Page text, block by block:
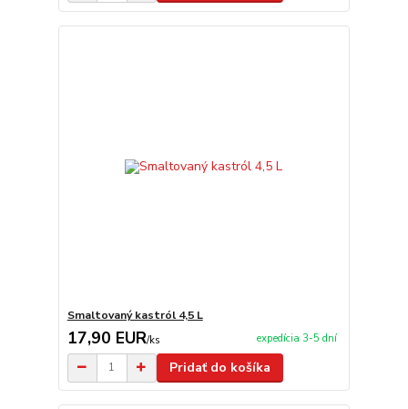
Smaltovaný kastról 4,5 L
17,90 EUR/ks expedícia 3-5 dní
Pridať do košíka